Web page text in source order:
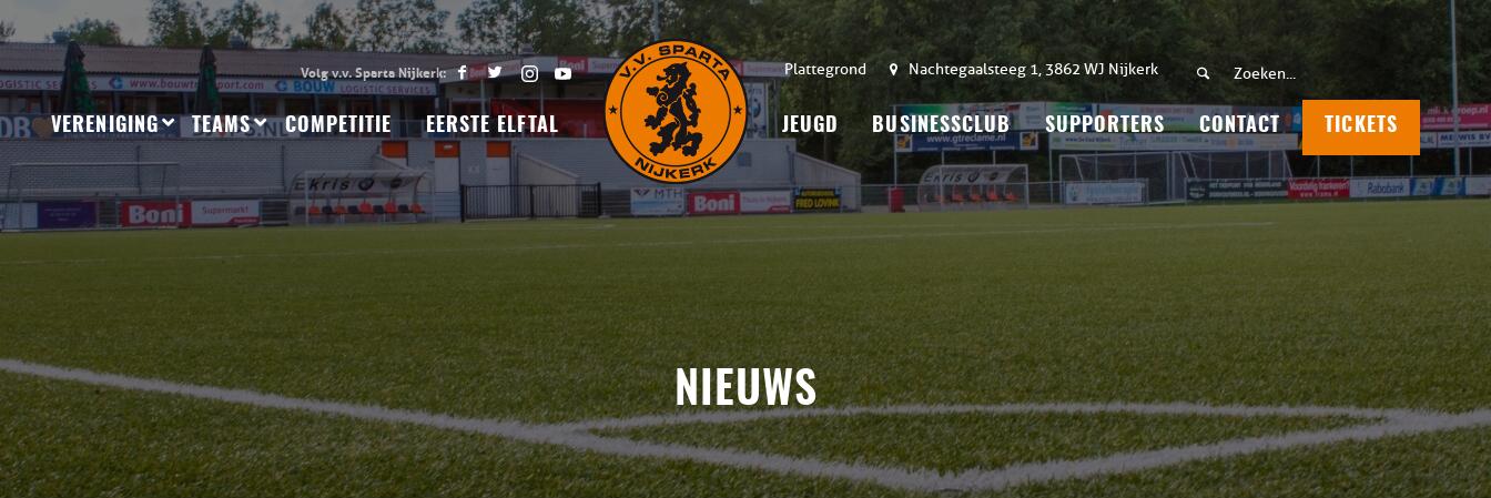
Plattegrond Nachtegaalsteeg 1, 3862 WJ Nijkerk
VERENIGING TEAMS COMPETITIE EERSTE ELFTAL JEUGD BUSINESSCLUB SUPPORTERS CONTACT TICKETS
NIEUWS